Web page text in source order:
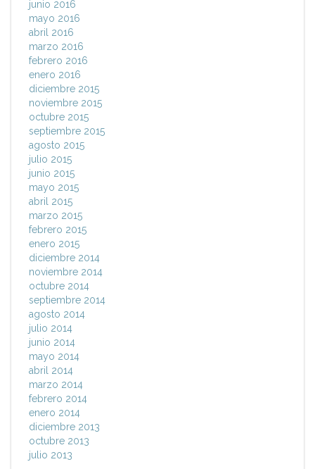
junio 2016
mayo 2016
abril 2016
marzo 2016
febrero 2016
enero 2016
diciembre 2015
noviembre 2015
octubre 2015
septiembre 2015
agosto 2015
julio 2015
junio 2015
mayo 2015
abril 2015
marzo 2015
febrero 2015
enero 2015
diciembre 2014
noviembre 2014
octubre 2014
septiembre 2014
agosto 2014
julio 2014
junio 2014
mayo 2014
abril 2014
marzo 2014
febrero 2014
enero 2014
diciembre 2013
octubre 2013
julio 2013